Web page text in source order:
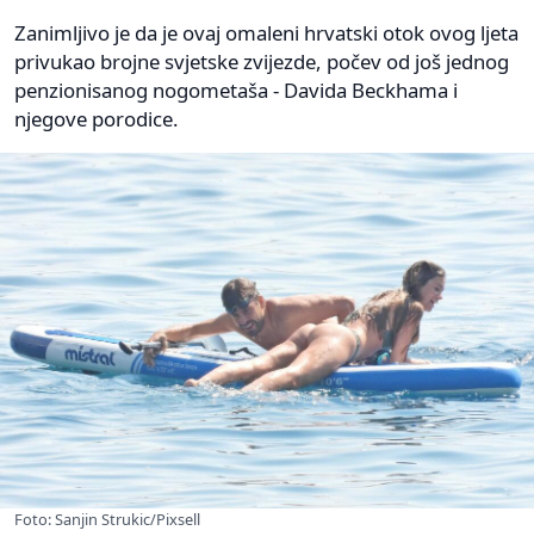
Zanimljivo je da je ovaj omaleni hrvatski otok ovog ljeta
privukao brojne svjetske zvijezde, počev od još jednog
penzionisanog nogometaša - Davida Beckhama i
njegove porodice.
Foto: Sanjin Strukic/Pixsell